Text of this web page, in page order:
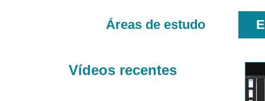
Áreas de estudo
Vídeos recentes